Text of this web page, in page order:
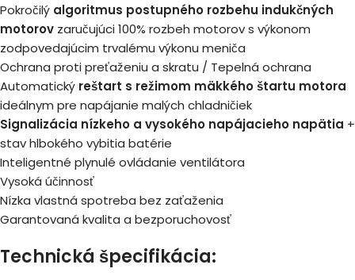
Pokročilý algoritmus postupného rozbehu indukčných
motorov zaručujúci 100% rozbeh motorov s výkonom
zodpovedajúcim trvalému výkonu meniča
Ochrana proti preťaženiu a skratu / Tepelná ochrana
Automatický reštart s režimom mäkkého štartu motora
ideálnym pre napájanie malých chladničiek
Signalizácia nízkeho a vysokého napájacieho napätia +
stav hlbokého vybitia batérie
Inteligentné plynulé ovládanie ventilátora
Vysoká účinnosť
Nízka vlastná spotreba bez zaťaženia
Garantovaná kvalita a bezporuchovosť
Technická špecifikácia: